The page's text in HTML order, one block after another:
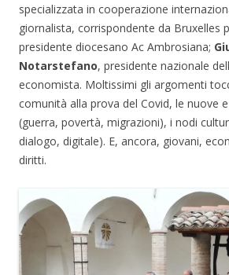
specializzata in cooperazione
giornalista, corrispondente da Bruxelles
presidente diocesano Ac Ambrosiana;
Notarstefano, presidente nazionale
economista. Moltissimi gli argomenti
comunità alla prova del Covid, le nuove
(guerra, povertà, migrazioni), i nodi
dialogo, digitale). E, ancora, giovani,
diritti.